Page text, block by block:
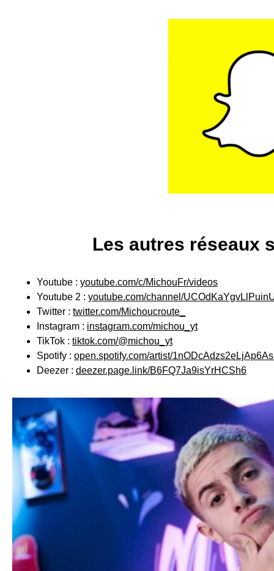
Les autres réseaux
Youtube : youtube.com/c/MichouFr/videos
Youtube 2 : youtube.com/channel/
Twitter : twitter.com/Michoucroute_
Instagram : instagram.com/michou_yt
TikTok : tiktok.com/@michou_yt
Spotify : open.spotify.com/artist/
Deezer : deezer.page.link/B6FQ7Ja9isYrHCSh6